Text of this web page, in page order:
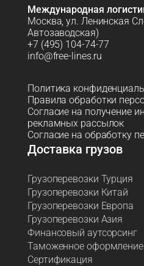
Международная
Москва, ул. Ленинская
Автозаводская)
+7 (495) 104-74-77
info@free-lines.ru
Политика
Правила обработки
Согласие на получение
рекламных рассылок
Согласие на обработку
Доставка грузов
Грузоперевозки Турция
Грузоперевозки Китай
Грузоперевозки Европа
Грузоперевозки Азия
Финансовый аутсорсинг
Таможенное оформление
Сертификация